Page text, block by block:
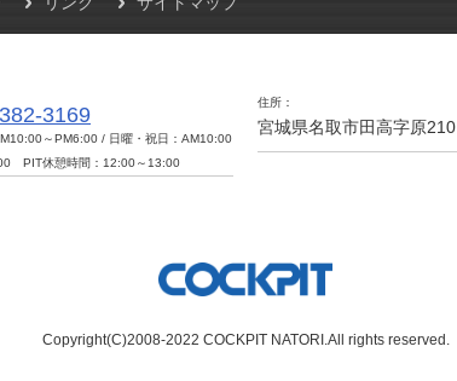
3169
～PM6:00 / 日曜・祝日：AM10:00
PIT休憩時間：12:00～13:00
住所
宮城県名取市田高字原210
Copyright(C)2008-2022 COCKPIT NATORI.All rights reserved.